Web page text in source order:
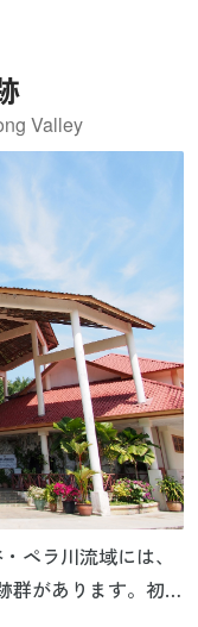
Valley
ペラ川流域には、
群があります。初期